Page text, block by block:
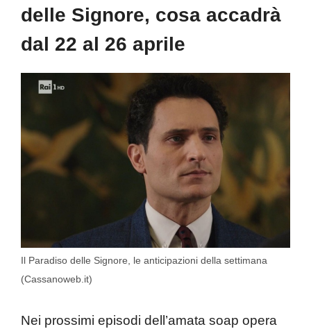
delle Signore, cosa accadrà
dal 22 al 26 aprile
Il Paradiso delle Signore, le anticipazioni della settimana
(Cassanoweb.it)
Nei prossimi episodi dell’amata soap opera